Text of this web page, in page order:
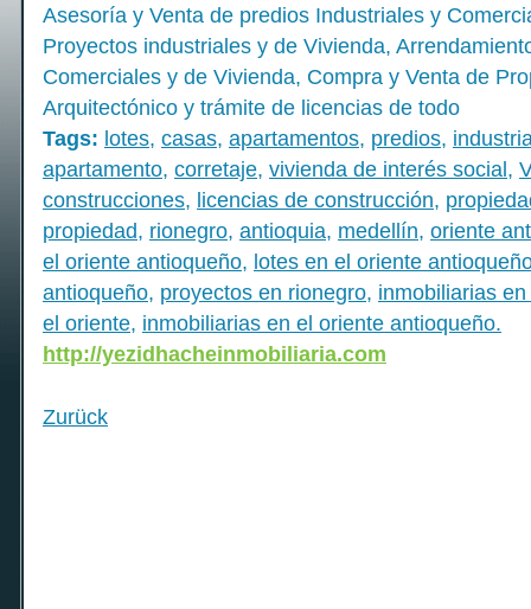
Asesoría y Venta de predios Industriales y
Proyectos industriales y de Vivienda,
Comerciales y de Vivienda, Compra y Venta de
Arquitectónico y trámite de licencias de todo
Tags: lotes, casas, apartamentos, predios,
apartamento, corretaje, vivienda de interés social,
construcciones, licencias de construcción,
propiedad, rionegro, antioquia, medellín, oriente
el oriente antioqueño, lotes en el oriente
antioqueño, proyectos en rionegro, inmobiliarias
el oriente, inmobiliarias en el oriente antioqueño.
http://yezidhacheinmobiliaria.com
Zurück